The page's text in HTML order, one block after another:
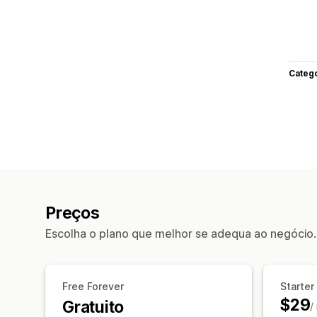
Preços
Escolha o plano que melhor se adequa ao negócio.
Free Forever
Gratuito
Starter
$29/